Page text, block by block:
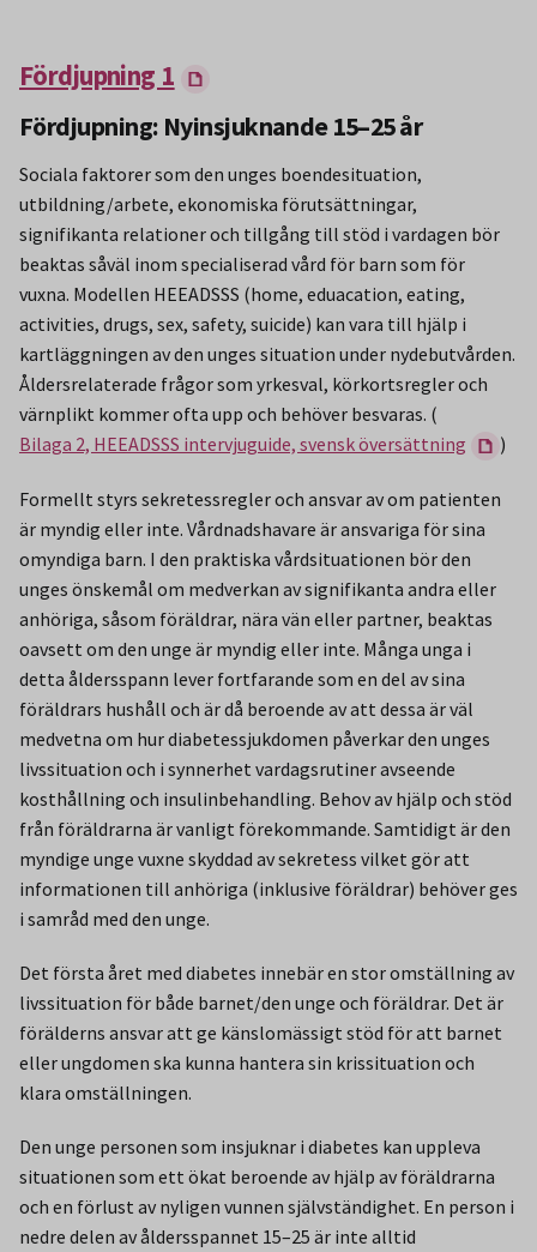
Fördjupning 1
Fördjupning: Nyinsjuknande 15–25 år
Sociala faktorer som den unges boendesituation,
utbildning/arbete, ekonomiska förutsättningar,
signifikanta relationer och tillgång till stöd i vardagen bör
beaktas såväl inom specialiserad vård för barn som för
vuxna. Modellen HEEADSSS (home, eduacation, eating,
activities, drugs, sex, safety, suicide) kan vara till hjälp i
kartläggningen av den unges situation under nydebutvården.
Åldersrelaterade frågor som yrkesval, körkortsregler och
värnplikt kommer ofta upp och behöver besvaras. (
Bilaga 2, HEEADSSS intervjuguide, svensk översättning
)
Formellt styrs sekretessregler och ansvar av om patienten
är myndig eller inte. Vårdnadshavare är ansvariga för sina
omyndiga barn. I den praktiska vårdsituationen bör den
unges önskemål om medverkan av signifikanta andra eller
anhöriga, såsom föräldrar, nära vän eller partner, beaktas
oavsett om den unge är myndig eller inte. Många unga i
detta åldersspann lever fortfarande som en del av sina
föräldrars hushåll och är då beroende av att dessa är väl
medvetna om hur diabetessjukdomen påverkar den unges
livssituation och i synnerhet vardagsrutiner avseende
kosthållning och insulinbehandling. Behov av hjälp och stöd
från föräldrarna är vanligt förekommande. Samtidigt är den
myndige unge vuxne skyddad av sekretess vilket gör att
informationen till anhöriga (inklusive föräldrar) behöver ges
i samråd med den unge.
Det första året med diabetes innebär en stor omställning av
livssituation för både barnet/den unge och föräldrar. Det är
förälderns ansvar att ge känslomässigt stöd för att barnet
eller ungdomen ska kunna hantera sin krissituation och
klara omställningen.
Den unge personen som insjuknar i diabetes kan uppleva
situationen som ett ökat beroende av hjälp av föräldrarna
och en förlust av nyligen vunnen självständighet. En person i
nedre delen av åldersspannet 15–25 är inte alltid